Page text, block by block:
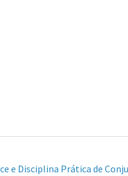
e Disciplina Prática de